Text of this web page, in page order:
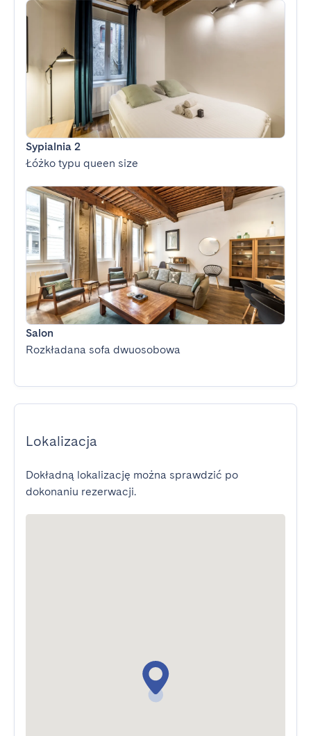
Sypialnia 2
Łóżko typu queen size
Salon
Rozkładana sofa dwuosobowa
Lokalizacja
Dokładną lokalizację można sprawdzić po
dokonaniu rezerwacji.